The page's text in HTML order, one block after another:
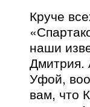
Круче
наши
Дмитрия.
Уфой,
вам, что